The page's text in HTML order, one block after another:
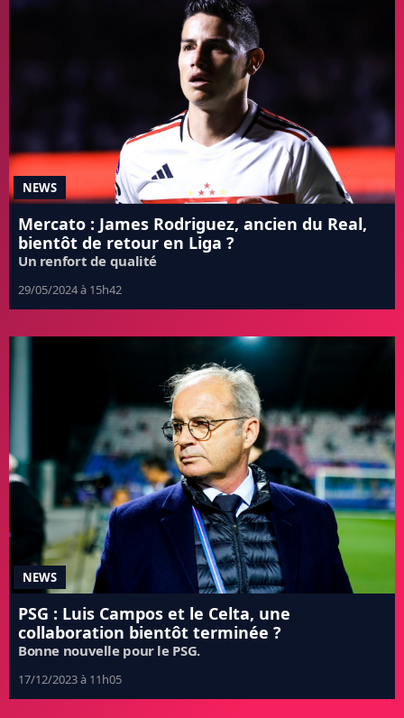
NEWS
Mercato : James Rodriguez, ancien du Real,
bientôt de retour en Liga ?
Un renfort de qualité
29/05/2024 à 15h42
NEWS
PSG : Luis Campos et le Celta, une
collaboration bientôt terminée ?
Bonne nouvelle pour le PSG.
17/12/2023 à 11h05